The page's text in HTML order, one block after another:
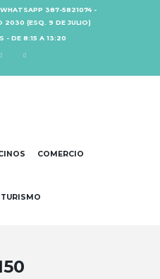
387-5821074 -
2030 (ESQ. 9 DE JULIO)
- DE 8:15 A 13:20
COMERCIO
TURISMO